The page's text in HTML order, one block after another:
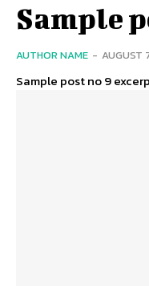
Sample
AUTHOR NAME - AUGUST
Sample post no 9